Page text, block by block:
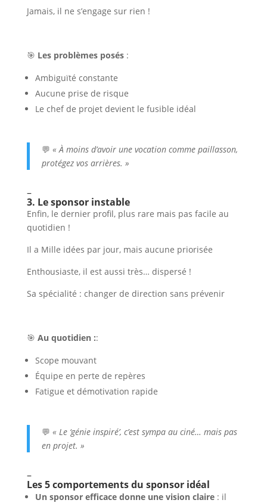
Jamais, il ne s’engage sur rien !
🎯 Les problèmes posés :
Ambiguïté constante
Aucune prise de risque
Le chef de projet devient le fusible idéal
💬 « À moins d’avoir une vocation comme paillasson,
protégez vos arrières. »
–
3. Le sponsor instable
Enfin, le dernier profil, plus rare mais pas facile au
quotidien !
Il a Mille idées par jour, mais aucune priorisée
Enthousiaste, il est aussi très… dispersé !
Sa spécialité : changer de direction sans prévenir
🎯 Au quotidien ::
Scope mouvant
Équipe en perte de repères
Fatigue et démotivation rapide
💬 « Le ‘génie inspiré’, c’est sympa au ciné… mais pas
en projet. »
–
Les 5 comportements du sponsor idéal
Un sponsor efficace donne une vision claire: il